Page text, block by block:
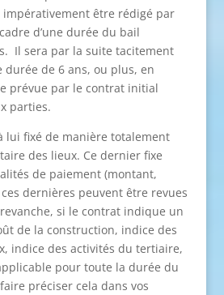
être rédigé par
d’une durée du bail
Il sera par la suite tacitement
de 6 ans, ou plus, en
prévue par le contrat initial
parties.
lui fixé de manière totalement
des lieux. Ce dernier fixe
de paiement (montant,
dernières peuvent être revues
si le contrat indique un
de la construction, indice des
indice des activités du tertiaire,
pour toute la durée du
préciser cela dans vos